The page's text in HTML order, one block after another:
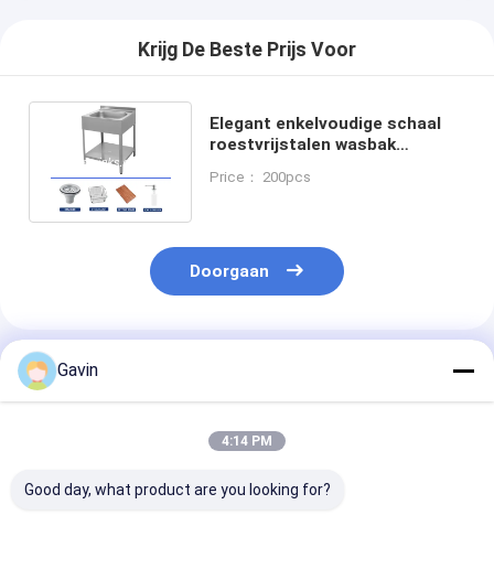
Krijg De Beste Prijs Voor
Elegant enkelvoudige schaal
roestvrijstalen wasbak
Design
Price： 200pcs
Doorgaan
Geadviseerde Producten
Gavin
4:14 PM
Good day, what product are you looking for?